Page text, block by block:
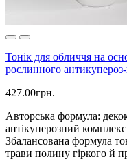
Тонік для обличчя на
рослинного
427.00грн.
Авторська формула:
антікуперозний
Збалансована формула
трави полину гіркого й